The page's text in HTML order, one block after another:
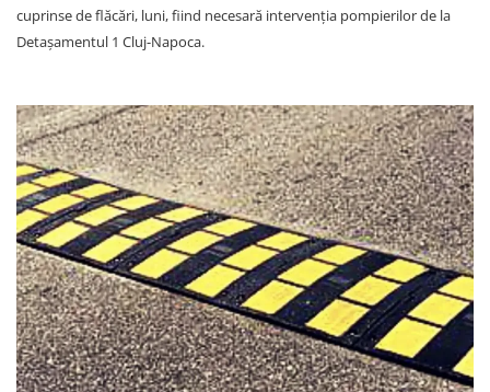
cuprinse de flăcări, luni, fiind necesară intervenția pompierilor de la
Detașamentul 1 Cluj-Napoca.